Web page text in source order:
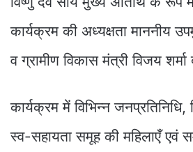
कार्यक्रम की अध्यक्षता माननीय
व ग्रामीण विकास मंत्री विजय शर्मा
कार्यक्रम में विभिन्न जनप्रतिनिधि,
स्व-सहायता समूह की महिलाएँ एवं